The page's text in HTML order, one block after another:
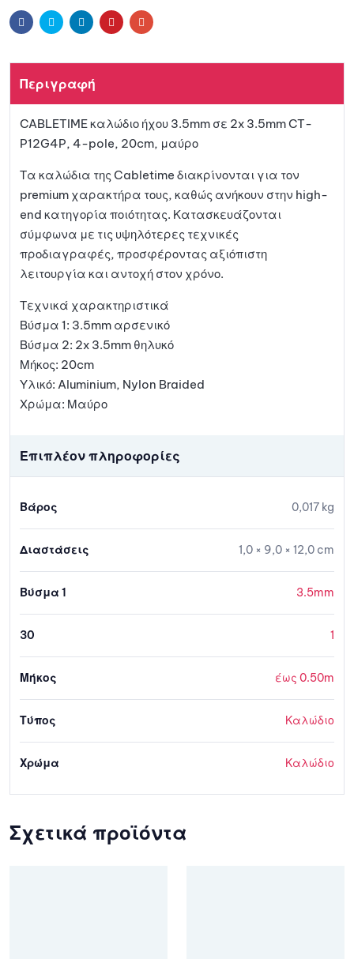
αγαπη
μένων
r
FacebookTwitter LinkedinPinterestEmail
Περιγραφή
CABLETIME καλώδιο ήχου 3.5mm σε 2x 3.5mm CT-
P12G4P, 4-pole, 20cm, μαύρο
Τα καλώδια της Cabletime διακρίνονται για τον
premium χαρακτήρα τους, καθώς ανήκουν στην high-
end κατηγορία ποιότητας. Κατασκευάζονται
σύμφωνα με τις υψηλότερες τεχνικές
προδιαγραφές, προσφέροντας αξιόπιστη
λειτουργία και αντοχή στον χρόνο.
Τεχνικά χαρακτηριστικά
Βύσμα 1: 3.5mm αρσενικό
Βύσμα 2: 2x 3.5mm θηλυκό
Μήκος: 20cm
Υλικό: Aluminium, Nylon Braided
Χρώμα: Μαύρο
Επιπλέον πληροφορίες
Βάρος 0,017 kg
Διαστάσεις 1,0 × 9,0 × 12,0 cm
Βύσμα 1 3.5mm
30 1
Μήκος έως 0.50m
Τύπος Καλώδιο
Χρώμα Καλώδιο
Σχετικά προϊόντα